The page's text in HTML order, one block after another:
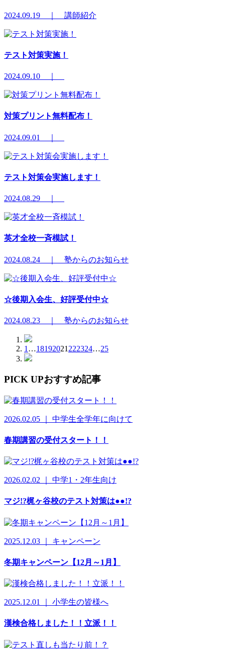
2024.09.19 ｜ 講師紹介
テスト対策実施！
2024.09.10 ｜
対策プリント無料配布！
2024.09.01 ｜
テスト対策会実施します！
2024.08.29 ｜
英才全校一斉模試！
2024.08.24 ｜ 塾からのお知らせ
☆後期入会生、好評受付中☆
2024.08.23 ｜ 塾からのお知らせ
1 …18192021 222324…25
PICK UPおすすめ記事
2026.02.05 ｜ 中学生全学年に向けて
春期講習の受付スタート！！
2026.02.02 ｜ 中学1・2年生向け
マジ!?梶ヶ谷校のテスト対策は●●!?
2025.12.03 ｜ キャンペーン
冬期キャンペーン【12月～1月】
2025.12.01 ｜ 小学生の皆様へ
漢検合格しました！！立派！！